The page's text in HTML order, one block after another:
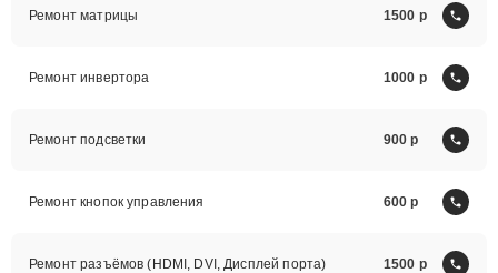
Ремонт матрицы 1500
Ремонт инвертора 1000
Ремонт подсветки 900
Ремонт кнопок управления 600
Ремонт разъёмов (HDMI, DVI, Дисплей порта) 1500